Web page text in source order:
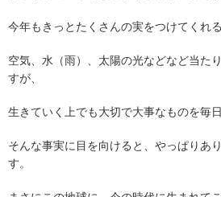
今年もきっとたくさんの実をつけてくれ
空気、水（雨）、太陽の光などなど当た
すが、
生きていく上でも大切で大事なものを毎
そんな事実に目を向けると、やっぱりあ
す。